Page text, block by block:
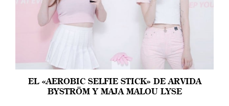
EL «AEROBIC SELFIE STICK» DE ARVIDA
BYSTRÖM Y MAJA MALOU LYSE